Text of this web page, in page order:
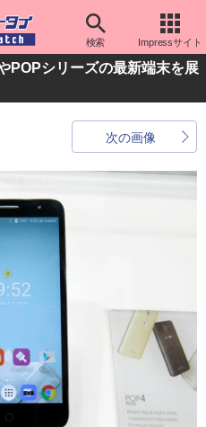
検索 Impressサイト
POPシリーズの最新端末を展
次の画像